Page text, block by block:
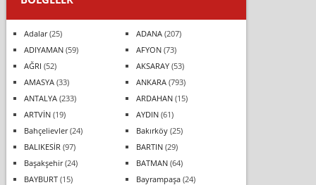
Adalar(25) ADANA(207)
ADIYAMAN(59) AFYON(73)
AĞRI (52) AKSARAY(53)
AMASYA(33) ANKARA(793)
ANTALYA(233) ARDAHAN(15)
ARTVİN(19) AYDIN(61)
Bahçelievler(24) Bakırköy(25)
BALIKESİR (97) BARTIN(29)
Başakşehir(24) BATMAN(64)
BAYBURT(15) Bayrampaşa(24)